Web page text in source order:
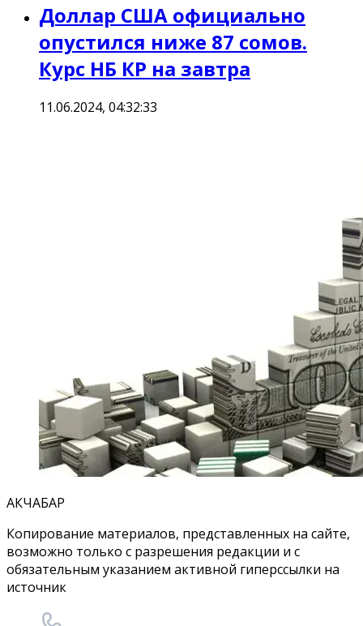
Доллар США официально
опустился ниже 87 сомов.
Курс НБ КР на завтра
11.06.2024, 04:32:33
АКЧАБАР
Копирование материалов, представленных на сайте,
возможно только с разрешения редакции и с
обязательным указанием активной гиперссылки на
источник